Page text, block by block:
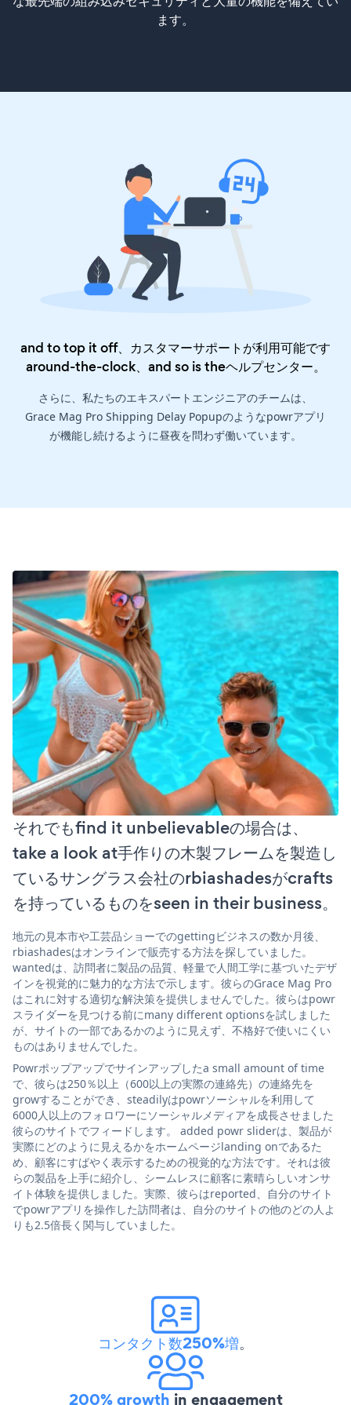
ます。
and to top it off、カスタマーサポートが利用可能です
around-the-clock、and so is theヘルプセンター。
さらに、私たちのエキスパートエンジニアのチームは、
Grace Mag Pro Shipping Delay Popupのようなpowrアプリ
が機能し続けるように昼夜を問わず働いています。
それでもfind it unbelievableの場合は、
take a look at手作りの木製フレームを製造し
ているサングラス会社のrbiashadesがcrafts
を持っているものをseen in their business。
地元の見本市や工芸品ショーでのgettingビジネスの数か月後、
rbiashadesはオンラインで販売する方法を探していました。
wantedは、訪問者に製品の品質、軽量で人間工学に基づいたデザ
インを視覚的に魅力的な方法で示します。彼らのGrace Mag Pro
はこれに対する適切な解決策を提供しませんでした。彼らはpowr
スライダーを見つける前にmany different optionsを試しました
が、サイトの一部であるかのように見えず、不格好で使いにくい
ものはありませんでした。
Powrポップアップでサインアップしたa small amount of time
で、彼らは250％以上（600以上の実際の連絡先）の連絡先を
growすることができ、steadilyはpowrソーシャルを利用して
6000人以上のフォロワーにソーシャルメディアを成長させました
彼らのサイトでフィードします。 added powr sliderは、製品が
実際にどのように見えるかをホームページlanding onであるた
め、顧客にすばやく表示するための視覚的な方法です。それは彼
らの製品を上手に紹介し、シームレスに顧客に素晴らしいオンサ
イト体験を提供しました。実際、彼らはreported、自分のサイト
でpowrアプリを操作した訪問者は、自分のサイトの他のどの人よ
りも2.5倍長く関与していました。
コンタクト数250%増。
200% growth in engagement